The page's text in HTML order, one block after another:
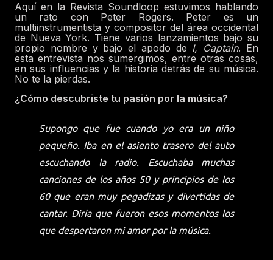
Aquí en la Revista Soundloop estuvimos hablando
un rato con Peter Rogers. Peter es un
multiinstrumentista y compositor del área occidental
de Nueva York. Tiene varios lanzamientos bajo su
propio nombre y bajo el apodo de I, Captain. En
esta entrevista nos sumergimos, entre otras cosas,
en sus influencias y la historia detrás de su música.
No te la pierdas.
¿Cómo descubriste tu pasión por la música?
Supongo que fue cuando yo era un niño
pequeño. Iba en el asiento trasero del auto
escuchando la radio. Escuchaba muchas
canciones de los años 50 y principios de los
60 que eran muy pegadizas y divertidas de
cantar. Diría que fueron esos momentos los
que despertaron mi amor por la música.